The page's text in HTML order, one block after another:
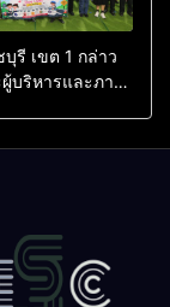
รี เขต 1 กล่าว
บริหารและภาคี